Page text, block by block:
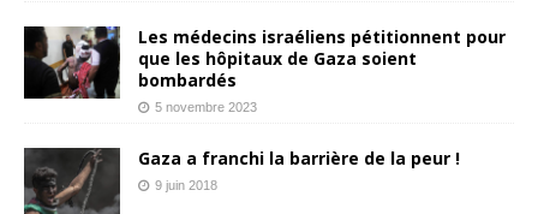
Les médecins israéliens pétitionnent pour
que les hôpitaux de Gaza soient
bombardés
5 novembre 2023
Gaza a franchi la barrière de la peur !
9 juin 2018